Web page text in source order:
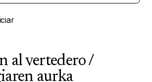
al vertedero /
aurka